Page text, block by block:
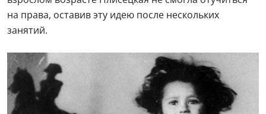
на права, оставив эту идею после нескольких
занятий.